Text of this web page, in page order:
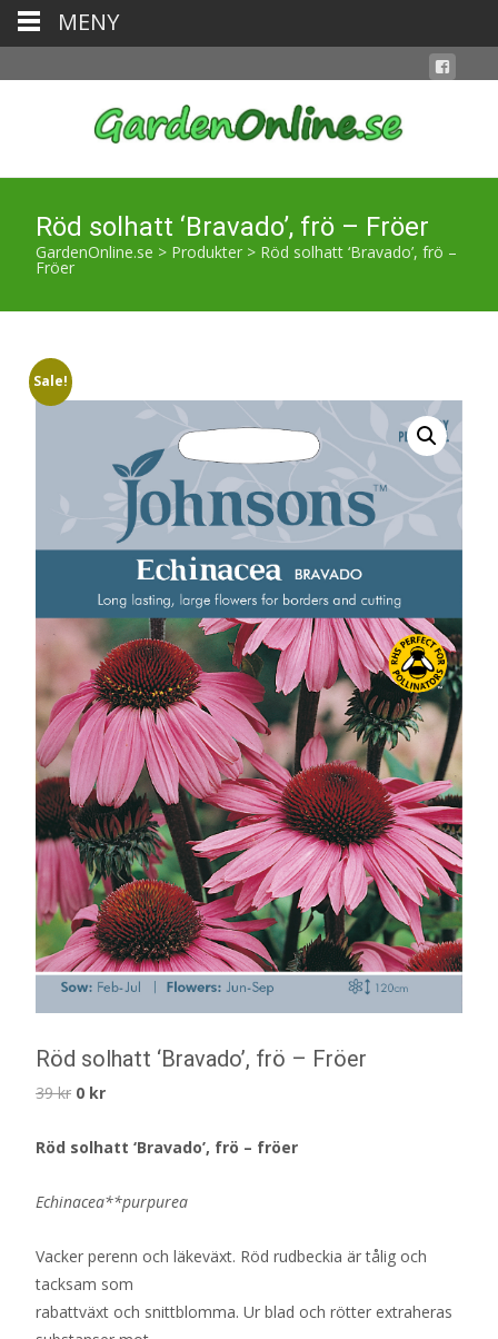
Röd solhatt ‘Bravado’, frö – Fröer
GardenOnline.se > Produkter > Röd solhatt ‘Bravado’, frö –
Fröer
Sale!
Röd solhatt ‘Bravado’, frö – Fröer
39kr Det
priset
39 kr.
0 krDet
priset
0 kr.
Röd solhatt ‘Bravado’, frö – fröer
Echinacea**purpurea
Vacker perenn och läkeväxt. Röd rudbeckia är tålig och
tacksam som
rabattväxt och snittblomma. Ur blad och rötter extraheras
MENY